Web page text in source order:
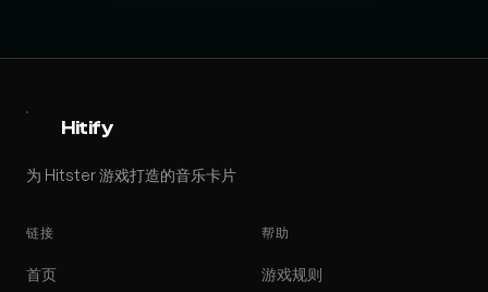
Hitify
为 Hitster 游戏打造的音乐卡片
链接
首页
帮助
游戏规则